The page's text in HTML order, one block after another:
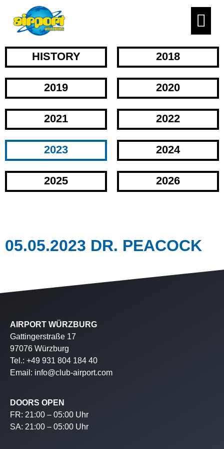
HISTORY 2018
2019 2020
2021 2022
2023 2024
2025 2026
05.05.2023 DR. PEACOCK
AIRPORT WÜRZBURG
Gattingerstraße 17
97076 Würzburg
Tel.: +49 931 804 184 40
Email: info@club-airport.com
DOORS OPEN
FR: 21:00 – 05:00 Uhr
SA: 21:00 – 05:00 Uhr